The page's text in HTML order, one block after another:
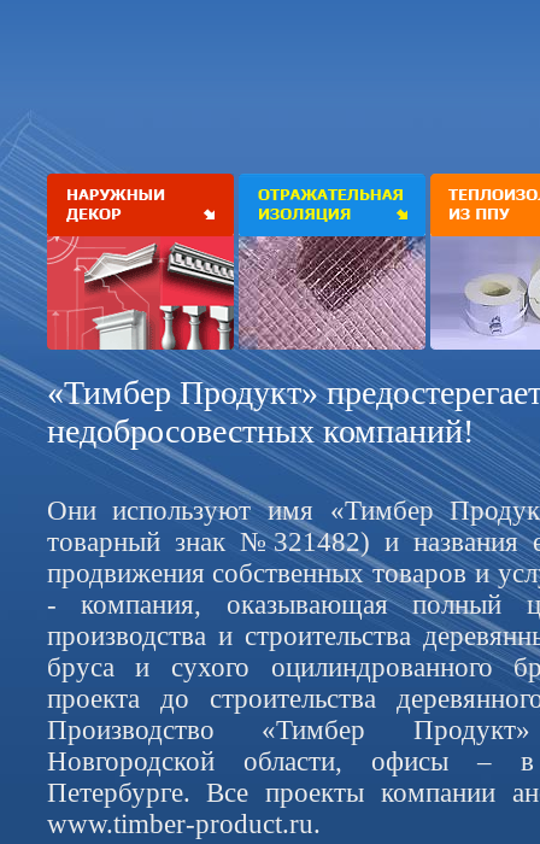
«Тимбер Продукт»
недобросовестных компаний!
Они используют имя «Тимбер
товарный знак №321482) и названия
продвижения собственных товаров и
- компания, оказывающая полный
производства и строительства
бруса и сухого оцилиндрованного
проекта до строительства
Производство «Тимбер
Новгородской области, офисы –
Петербурге. Все проекты компании
www.timber-product.ru.